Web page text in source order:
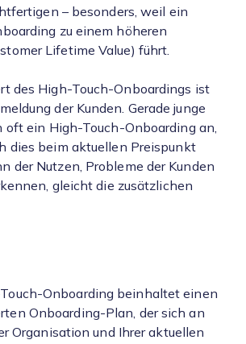
– besonders, weil ein
zu einem höheren
Lifetime Value) führt.
des High-Touch-Onboardings ist
der Kunden. Gerade junge
ein High-Touch-Onboarding an,
dies beim aktuellen Preispunkt
der Nutzen, Probleme der Kunden
gleicht die zusätzlichen
Onboarding beinhaltet einen
Onboarding-Plan, der sich an
Organisation und Ihrer aktuellen